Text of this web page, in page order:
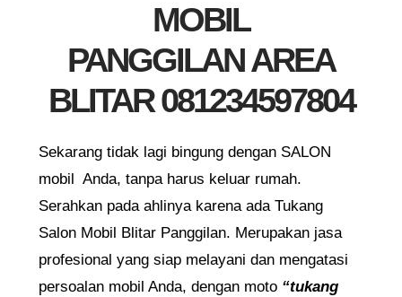
MOBIL
PANGGILAN AREA
BLITAR 081234597804
Sekarang tidak lagi bingung dengan SALON
mobil Anda, tanpa harus keluar rumah.
Serahkan pada ahlinya karena ada Tukang
Salon Mobil Blitar Panggilan. Merupakan jasa
profesional yang siap melayani dan mengatasi
persoalan mobil Anda, dengan moto “tukang